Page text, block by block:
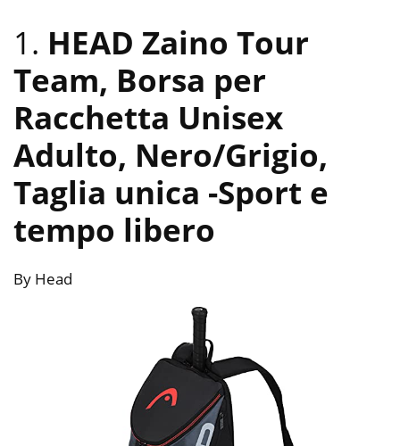
1. HEAD Zaino Tour
Team, Borsa per
Racchetta Unisex
Adulto, Nero/Grigio,
Taglia unica -Sport e
tempo libero
By Head